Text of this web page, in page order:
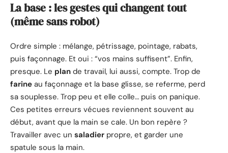
La base : les gestes qui changent tout
(même sans robot)
Ordre simple : mélange, pétrissage, pointage, rabats,
puis façonnage. Et oui : “vos mains suffisent”. Enfin,
presque. Le plan de travail, lui aussi, compte. Trop de
farine au façonnage et la base glisse, se referme, perd
sa souplesse. Trop peu et elle colle… puis on panique.
Ces petites erreurs vécues reviennent souvent au
début, avant que la main se cale. Un bon repère ?
Travailler avec un saladier propre, et garder une
spatule sous la main.